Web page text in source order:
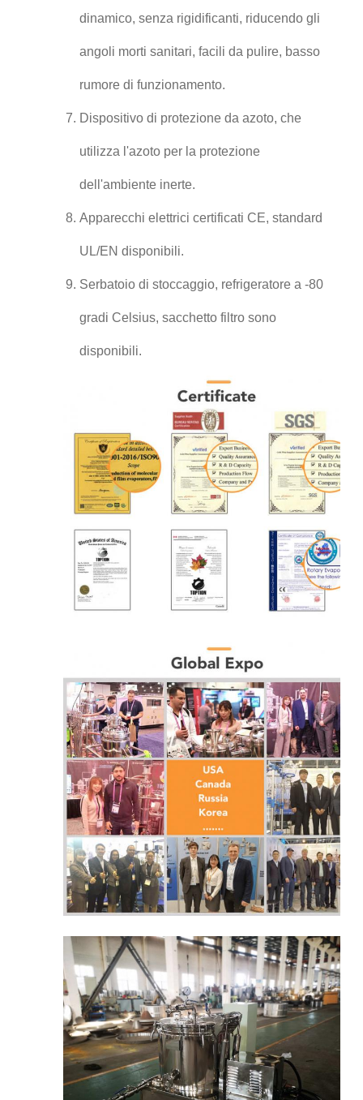
dinamico, senza rigidificanti, riducendo gli
angoli morti sanitari, facili da pulire, basso
rumore di funzionamento.
Dispositivo di protezione da azoto, che
utilizza l'azoto per la protezione
dell'ambiente inerte.
Apparecchi elettrici certificati CE, standard
UL/EN disponibili.
Serbatoio di stoccaggio, refrigeratore a -80
gradi Celsius, sacchetto filtro sono
disponibili.